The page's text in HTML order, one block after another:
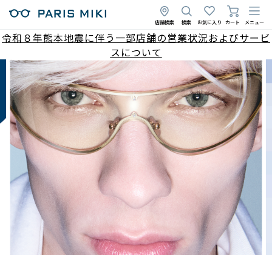
店舗検索 検索 お気に入り カート メニュー
令和８年熊本地震に伴う一部店舗の営業状況およびサービ
スについて